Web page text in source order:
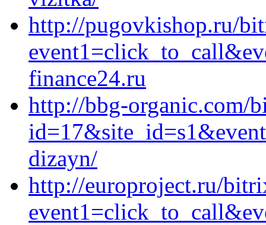
http://pugovkishop.ru/
finance24.ru
http://bbg-organic.com/
dizayn/
http://europroject.ru/